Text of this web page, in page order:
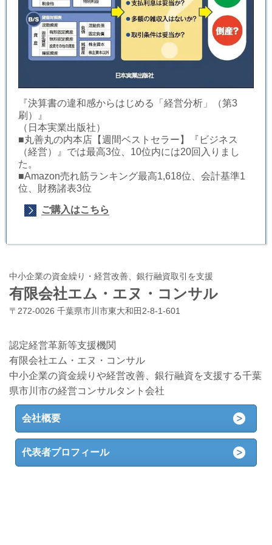
『決算書の違和感からはじめる「経営分析」（第3
刷）』
（日本実業出版社）
■丸善丸の内本店【週間ベストセラー】『ビジネス
（経営）』では最高3位、10位内には20回入りまし
た。
■Amazon売れ筋ランキング最高1,618位、会計基準1
位、財務諸表3位
ご購入はこちら
中小企業の資金繰り・経営改善、銀行融資取引を支援
有限会社エム・エヌ・コンサル
〒272-0026 千葉県市川市東大和田2-8-1-601
認定経営革新等支援機関
有限会社エム・エヌ・コンサル
中小企業の資金繰りや経営改善、銀行融資を支援する千葉
県市川市の経営コンサルタント会社
会社概要
代表者プロフィール